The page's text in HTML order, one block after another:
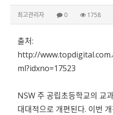
최고관리자 0 1758
출처:
http://
ml?idxno=17523
NSW 주 공립초등학교의 교
대대적으로 개편된다. 이번